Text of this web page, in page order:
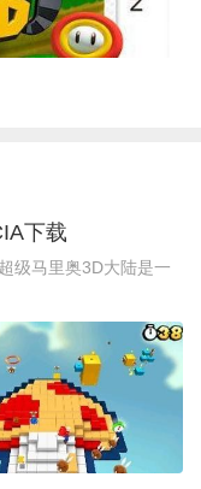
下载
级马里奥3D大陆是一